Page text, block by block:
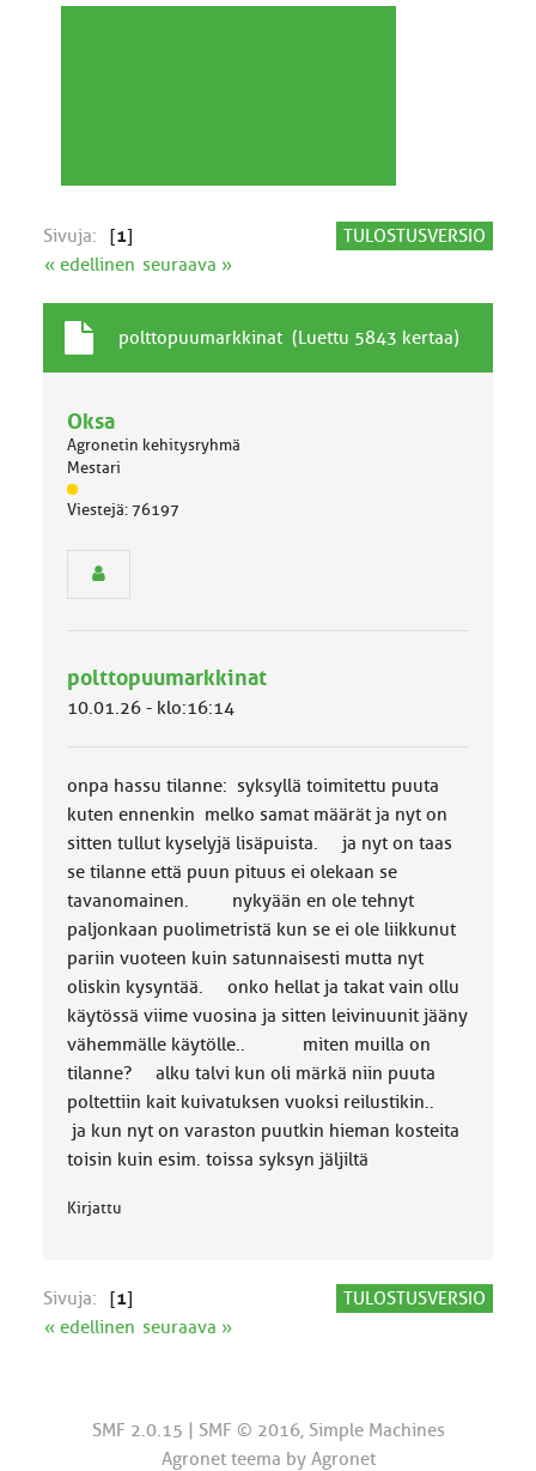
TULOSTUSVERSIO
Sivuja: [1]
« edellinen seuraava »
a
l
n
A
polttopuumarkkinat (Luettu 5843 kertaa)
Oksa
Agronetin kehitysryhmä
Mestari
J
ä
m
ä
k
k
a
Viestejä: 76197
polttopuumarkkinat
10.01.26 - klo:16:14
onpa hassu tilanne: syksyllä toimitettu puuta
kuten ennenkin melko samat määrät ja nyt on
sitten tullut kyselyjä lisäpuista. ja nyt on taas
se tilanne että puun pituus ei olekaan se
tavanomainen. nykyään en ole tehnyt
paljonkaan puolimetristä kun se ei ole liikkunut
pariin vuoteen kuin satunnaisesti mutta nyt
oliskin kysyntää. onko hellat ja takat vain ollu
käytössä viime vuosina ja sitten leivinuunit jääny
vähemmälle käytölle.. miten muilla on
tilanne? alku talvi kun oli märkä niin puuta
poltettiin kait kuivatuksen vuoksi reilustikin..
ja kun nyt on varaston puutkin hieman kosteita
toisin kuin esim. toissa syksyn jäljiltä
Kirjattu
TULOSTUSVERSIO
Sivuja: [1]
« edellinen seuraava »
SMF 2.0.15 | SMF © 2016, Simple Machines
Agronet teema by Agronet